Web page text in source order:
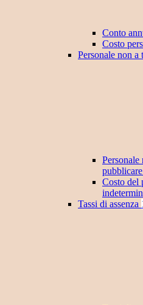
Conto
Costo
Personale non a
Personale
Costo del
Tassi di assenza